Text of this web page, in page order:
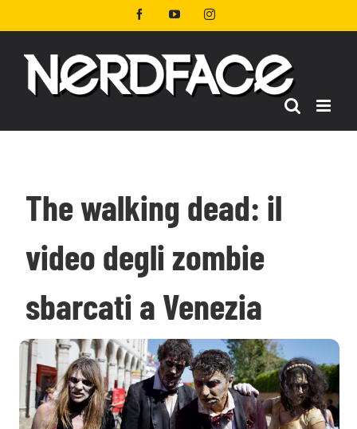
al
FacebookYouTubeInstagram
The walking dead: il
video degli zombie
sbarcati a Venezia